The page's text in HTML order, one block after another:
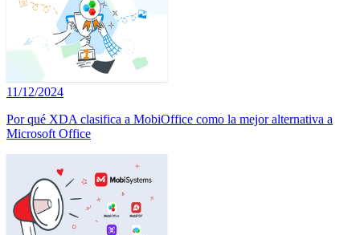
11/12/2024
Por qué XDA clasifica a MobiOffice como la mejor alternativa a
Microsoft Office